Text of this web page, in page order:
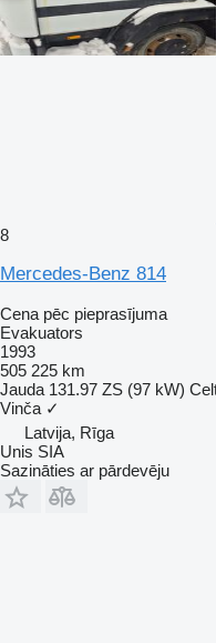
8
Mercedes-Benz 814
Cena pēc pieprasījuma
Evakuators
1993
505 225 km
Jauda 131.97 ZS (97 kW)
Vinča ✓
Latvija, Rīga
Unis SIA
Sazināties ar pārdevēju